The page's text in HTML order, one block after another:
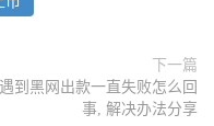
下一篇
遇到黑网出款一直失败怎么回
事, 解决办法分享